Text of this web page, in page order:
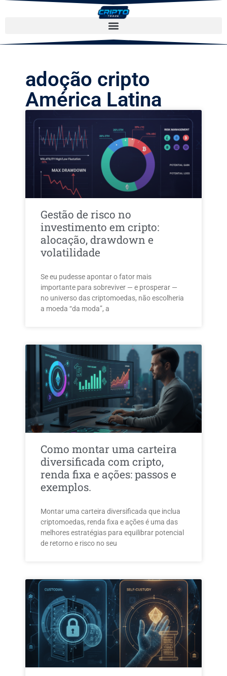
adoção cripto
América Latina
Gestão de risco no
investimento em cripto:
alocação, drawdown e
volatilidade
Se eu pudesse apontar o fator mais
importante para sobreviver — e prosperar —
no universo das criptomoedas, não escolheria
a moeda “da moda”, a
Como montar uma carteira
diversificada com cripto,
renda fixa e ações: passos e
exemplos.
Montar uma carteira diversificada que inclua
criptomoedas, renda fixa e ações é uma das
melhores estratégias para equilibrar potencial
de retorno e risco no seu